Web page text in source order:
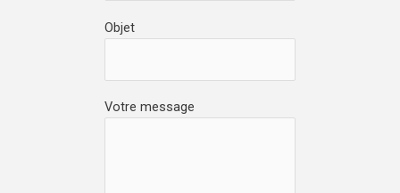
Objet
Votre message